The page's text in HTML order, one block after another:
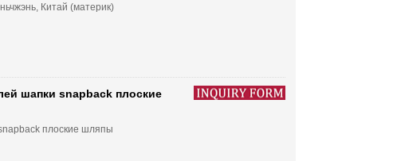
Китай (материк)
шапки snapback плоские
плоские шляпы